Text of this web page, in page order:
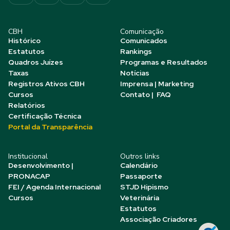
CBH
Histórico
Estatutos
Quadros Juízes
Taxas
Registros Ativos CBH
Cursos
Relatórios
Certificação Técnica
Portal da Transparência
Comunicação
Comunicados
Rankings
Programas e Resultados
Notícias
Imprensa | Marketing
Contato | FAQ
Institucional
Desenvolvimento |
PRONACAP
FEI / Agenda Internacional
Cursos
Outros links
Calendário
Passaporte
STJD Hipismo
Veterinária
Estatutos
Associação Criadores